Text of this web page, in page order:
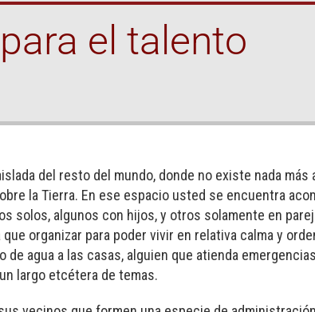
el talento
del resto del mundo, donde no existe nada más
la Tierra. En ese espacio usted se encuentra
solos, algunos con hijos, y otros solamente en
organizar para poder vivir en relativa calma y
agua a las casas, alguien que atienda
largo etcétera de temas.